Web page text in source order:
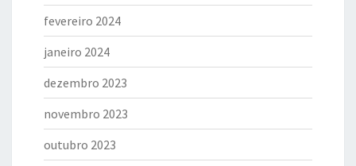
fevereiro 2024
janeiro 2024
dezembro 2023
novembro 2023
outubro 2023